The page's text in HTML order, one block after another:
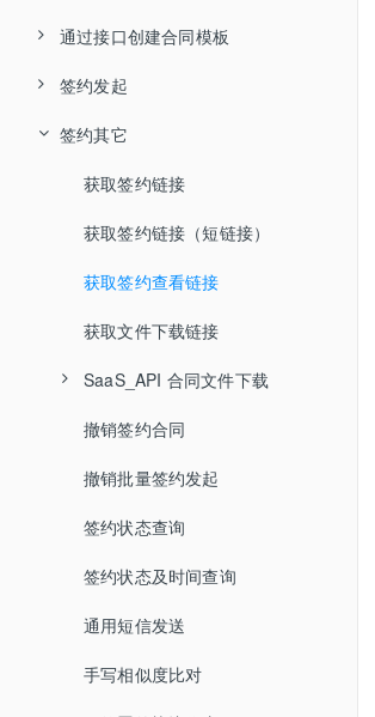
取消授权2.0
查询授权列表2.0
用户实名认证记录查询接口
查询证书有效期
扩展
企业实名认证状态查询
个人实名认证状态查询
用户实名认证修改
上传企业自定义印章
企业人脸校验上传
上传个人自定义印章图片
个人认证申请资料上传
通过接口创建合同模板
HTML源码合同模板
创建或修改模版
合同模版预览
HTML源码合同模版合并
获取或修改制作合同模板页面
查询合同模板列表
合同模板预览
查询合同模板变量信息
签约发起
签约发起-文件类API
签约发起-html源码类API
签约发起-模板类API
已设置表单的PDF文件发起
PDF模板添加
PDF模板查询
PDF模板预览
PDF模板删除
PDF模板发起
SaaS_API发起
文件发起
签字位置指定
扩展
批量签约发起
API模板授权码发起
签约发起（追加签署人）
签约其它
获取签约链接
获取签约链接（短链接）
获取签约查看链接
获取文件下载链接
SaaS_API 合同文件下载
获取合同编号
SaaS文件下载
撤销签约合同
撤销批量签约发起
签约状态查询
签约状态及时间查询
通用短信发送
手写相似度比对